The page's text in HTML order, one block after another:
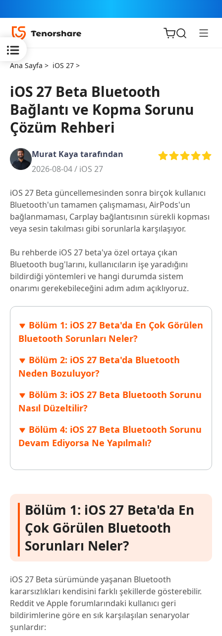
iOS için
ReiBoot
Tenorshare
PDNob
iAnyGo
Ana Sayfa > iOS 27 >
iOS 27 Beta Bluetooth
Bağlantı ve Kopma Sorunu
Çözüm Rehberi
Murat Kaya tarafından
2026-08-04 / iOS 27
iOS 27 Beta güncellemesinden sonra birçok kullanıcı
Bluetooth'un tamamen çalışmaması, AirPods'un
bağlanmaması, Carplay bağlantısının sürekli kopması
veya sesin takılması gibi sorunlarla karşılaşıyor.
Bu rehberde iOS 27 beta'ya özel ortaya çıkan
Bluetooth bug'larını, kullanıcıların işe yaradığını
bildirdiği yöntemleri ve hangi durumda sistem
onarımı gerekebileceğini adım adım açıklıyoruz.
Bölüm 1: iOS 27 Beta'da En Çok Görülen
Bluetooth Sorunları Neler?
Bölüm 2: iOS 27 Beta'da Bluetooth
Neden Bozuluyor?
Bölüm 3: iOS 27 Beta Bluetooth Sorunu
Nasıl Düzeltilir?
Bölüm 4: iOS 27 Beta Bluetooth Sorunu
Devam Ediyorsa Ne Yapılmalı?
Bölüm 1: iOS 27 Beta'da En
Çok Görülen Bluetooth
Sorunları Neler?
iOS 27 Beta sürümünde yaşanan Bluetooth
kararsızlıkları kendisini farklı şekillerde gösterebilir.
Reddit ve Apple forumlarındaki kullanıcı geri
bildirimlerine göre en sık karşılaşılan senaryolar
şunlardır: